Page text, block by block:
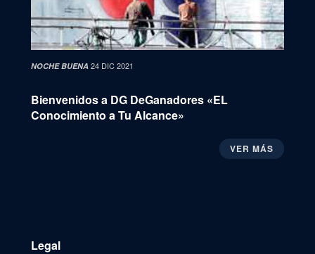
NOCHE BUENA 24 DIC 2021
Bienvenidos a DG DeGanadores «EL
Conocimiento a Tu Alcance»
VER MÁS
Legal